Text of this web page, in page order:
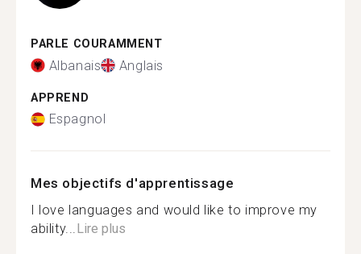
PARLE COURAMMENT
Albanais Anglais
APPREND
Espagnol
Mes objectifs d'apprentissage
I love languages and would like to improve my
ability...Lire plus